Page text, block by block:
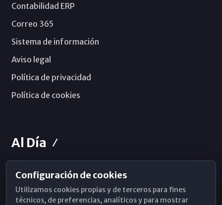
Contabilidad ERP
Correo 365
Sistema de información
Aviso legal
Política de privacidad
Política de cookies
Al Día
Horarios de Misa
Hemeroteca
Configuración de cookies
Utilizamos cookies propias y de terceros para fines
técnicos, de preferencias, analíticos y para mostrar